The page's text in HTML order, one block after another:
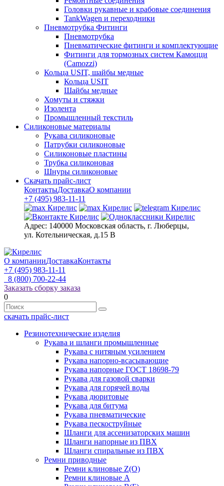
Головки рукавные и крабовые соединения
TankWagen и переходники
Пневмотрубка Фитинги
Пневмотрубка
Пневматические фитинги и комплектующие
Фитинги для тормозных систем Камоцци
(Camozzi)
Кольца USIT, шайбы медные
Кольца USIT
Шайбы медные
Хомуты и стяжки
Изолента
Промышленный текстиль
Силиконовые материалы
Рукава силиконовые
Патрубки силиконовые
Силиконовые пластины
Трубка силиконовая
Шнуры силиконовые
Скачать прайс-лист
КонтактыДоставкаО компании
+7 (495) 983-11-11
Адрес: 140000 Московская область, г. Люберцы,
ул. Котельническая, д.15 В
О компанииДоставкаКонтакты
+7 (495) 983-11-11
8 (800) 700-22-44
Заказать сборку заказа
0
скачать прайс-лист
Резинотехнические изделия
Рукава и шланги промышленные
Рукава с нитяным усилением
Рукава напорно-всасывающие
Рукава напорные ГОСТ 18698-79
Рукава для газовой сварки
Рукава для горячей воды
Рукава дюритовые
Рукава для битума
Рукава пневматические
Рукава пескоструйные
Шланги для ассенизаторских машин
Шланги напорные из ПВХ
Шланги спиральные из ПВХ
Ремни приводные
Ремни клиновые Z(О)
Ремни клиновые А